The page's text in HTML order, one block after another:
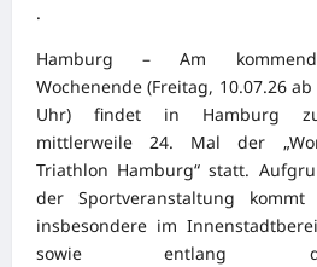
.
Hamburg – Am
Wochenende (Freitag, 10.07.26 ab
Uhr) findet in Hamburg
mittlerweile 24. Mal der
Triathlon Hamburg“ statt.
der Sportveranstaltung kommt
insbesondere im
sowie entlang